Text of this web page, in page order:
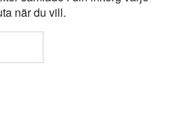
när du vill.